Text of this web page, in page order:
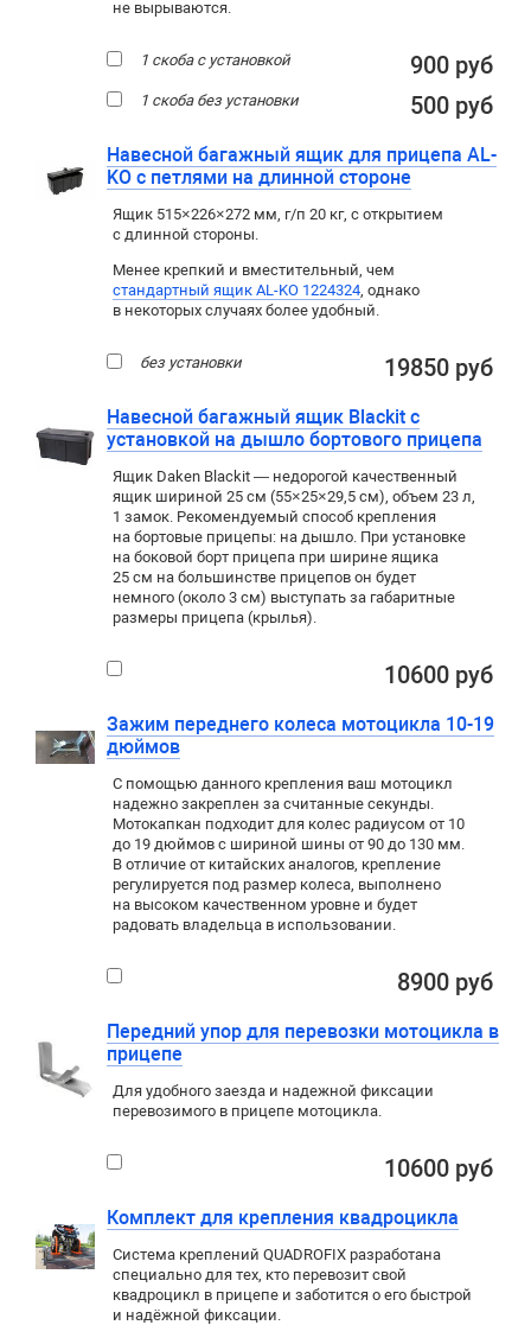
не вырываются.
1 скоба с установкой 900 руб
1 скоба без установки 500 руб
Навесной багажный ящик для прицепа AL-
KO с петлями на длинной стороне
Ящик 515×226×272 мм, г/п 20 кг, с открытием
с длинной стороны.
Менее крепкий и вместительный, чем
стандартный ящик AL-KO 1224324, однако
в некоторых случаях более удобный.
без установки 19850 руб
Навесной багажный ящик Blackit с
установкой на дышло бортового прицепа
Ящик Daken Blackit — недорогой качественный
ящик шириной 25 см (55×25×29,5 см), объем 23 л,
1 замок. Рекомендуемый способ крепления
на бортовые прицепы: на дышло. При установке
на боковой борт прицепа при ширине ящика
25 см на большинстве прицепов он будет
немного (около 3 см) выступать за габаритные
размеры прицепа (крылья).
10600 руб
Зажим переднего колеса мотоцикла 10-19
дюймов
С помощью данного крепления ваш мотоцикл
надежно закреплен за считанные секунды.
Мотокапкан подходит для колес радиусом от 10
до 19 дюймов с шириной шины от 90 до 130 мм.
В отличие от китайских аналогов, крепление
регулируется под размер колеса, выполнено
на высоком качественном уровне и будет
радовать владельца в использовании.
8900 руб
Передний упор для перевозки мотоцикла в
прицепе
Для удобного заезда и надежной фиксации
перевозимого в прицепе мотоцикла.
10600 руб
Комплект для крепления квадроцикла
Система креплений QUADROFIX разработана
специально для тех, кто перевозит свой
квадроцикл в прицепе и заботится о его быстрой
и надёжной фиксации.